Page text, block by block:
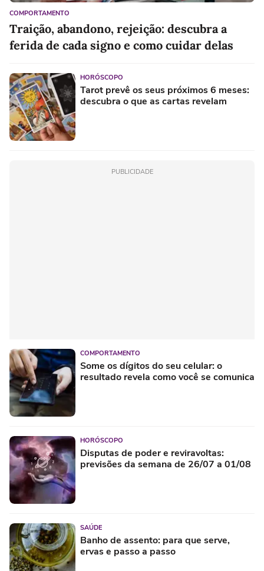
COMPORTAMENTO
Traição, abandono, rejeição: descubra a
ferida de cada signo e como cuidar delas
HORÓSCOPO
Tarot prevê os seus próximos 6 meses:
descubra o que as cartas revelam
PUBLICIDADE
COMPORTAMENTO
Some os dígitos do seu celular: o
resultado revela como você se comunica
HORÓSCOPO
Disputas de poder e reviravoltas:
previsões da semana de 26/07 a 01/08
SAÚDE
Banho de assento: para que serve,
ervas e passo a passo